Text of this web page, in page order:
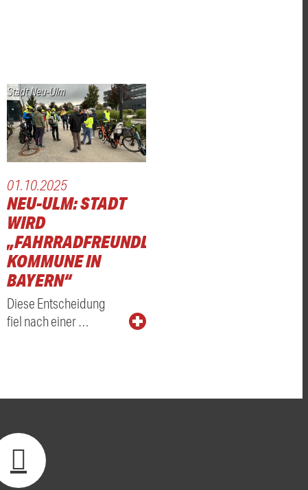
Stadt Neu-Ulm
01.10.2025
NEU-ULM: STADT
WIRD
„FAHRRADFREUNDLICHE
KOMMUNE IN
BAYERN“
Diese Entscheidung
fiel nach einer …